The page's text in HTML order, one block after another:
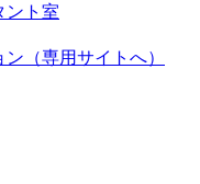
ント室
（専用サイトへ）